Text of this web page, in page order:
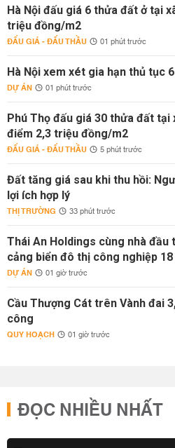
Hà Nội đấu giá 6 thửa đất ở tại
triệu đồng/m2
ĐẤU GIÁ - ĐẤU THẦU 01 phút trước
Hà Nội xem xét gia hạn thủ tục
DỰ ÁN 01 phút trước
Phú Thọ đấu giá 30 thửa đất tại
điểm 2,3 triệu đồng/m2
ĐẤU GIÁ - ĐẤU THẦU 5 phút trước
Đất tăng giá sau khi thu hồi:
lợi ích hợp lý
THỊ TRƯỜNG 33 phút trước
Thái An Holdings cùng nhà đầu
cảng biển đô thị công nghiệp 18
DỰ ÁN 01 giờ trước
Cầu Thượng Cát trên Vành đai
công
QUY HOẠCH 01 giờ trước
ĐỌC NHIỀU NHẤT